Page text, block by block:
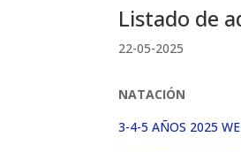
Listado de
22-05-2025
NATACIÓN
3-4-5 AÑOS 2025